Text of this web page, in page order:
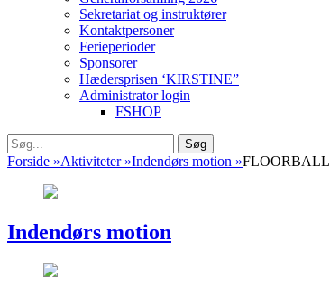
Sekretariat og instruktører
Kontaktpersoner
Ferieperioder
Sponsorer
Hædersprisen ‘KIRSTINE”
Administrator login
FSHOP
Søg
Søg
efter:
Forside »Aktiviteter »Indendørs motion »FLOORBALL
Indendørs motion